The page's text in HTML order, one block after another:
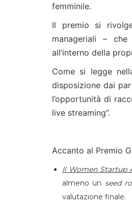
femminile.
Il premio si
manageriali –
all’interno della
Come si legge
disposizione dai
l’opportunità di
live streaming”.
Accanto al Premio
Il Women Startup
almeno un seed
valutazione finale.